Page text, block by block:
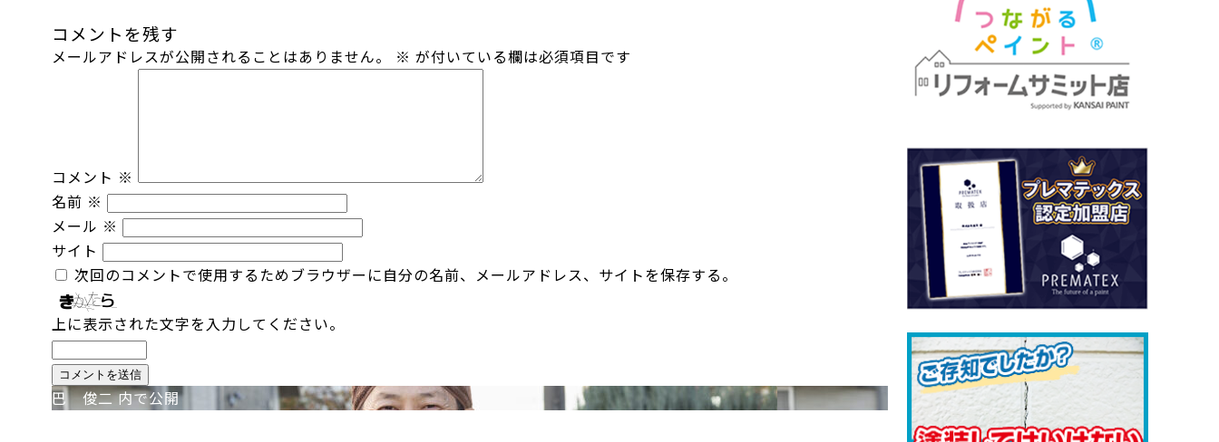
コメントを残す
メールアドレスが公開されることはありません。 ※ が付いている欄は必須項目です
コメント ※
名前 ※
メール ※
サイト
次回のコメントで使用するためブラウザーに自分の名前、メールアドレス、サイトを保存する。
上に表示された文字を入力してください。
投
巴 俊二 内で公開